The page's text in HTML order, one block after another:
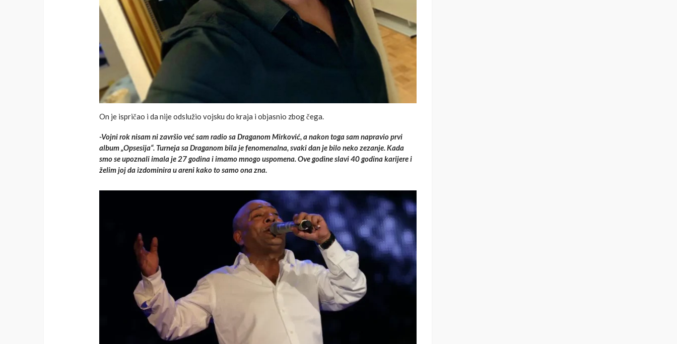
On je ispričao i da nije odslužio vojsku do kraja i objasnio zbog čega.
-Vojni rok nisam ni završio već sam radio sa Draganom Mirković, a nakon toga sam napravio prvi
album „Opsesija“. Turneja sa Draganom bila je fenomenalna, svaki dan je bilo neko zezanje. Kada
smo se upoznali imala je 27 godina i imamo mnogo uspomena. Ove godine slavi 40 godina karijere i
želim joj da izdominira u areni kako to samo ona zna.